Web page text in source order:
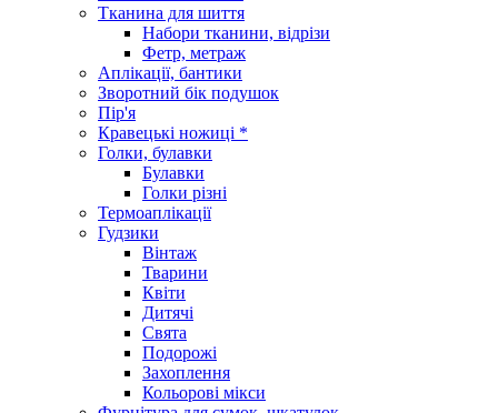
Тканина для шиття
Набори тканини, відрізи
Фетр, метраж
Аплікації, бантики
Зворотний бік подушок
Пір'я
Кравецькі ножиці *
Голки, булавки
Булавки
Голки різні
Термоаплікації
Гудзики
Вінтаж
Тварини
Квіти
Дитячі
Свята
Подорожі
Захоплення
Кольорові мікси